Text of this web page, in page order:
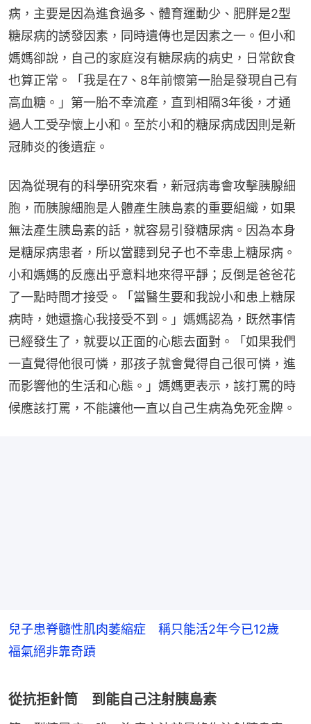
病，主要是因為進食過多、體育運動少、肥胖是2型
糖尿病的誘發因素，同時遺傳也是因素之一。但小和
媽媽卻說，自己的家庭沒有糖尿病的病史，日常飲食
也算正常。「我是在7、8年前懷第一胎是發現自己有
高血糖。」第一胎不幸流產，直到相隔3年後，才通
過人工受孕懷上小和。至於小和的糖尿病成因則是新
冠肺炎的後遺症。
因為從現有的科學研究來看，新冠病毒會攻擊胰腺細
胞，而胰腺細胞是人體產生胰島素的重要組織，如果
無法產生胰島素的話，就容易引發糖尿病。因為本身
是糖尿病患者，所以當聽到兒子也不幸患上糖尿病。
小和媽媽的反應出乎意料地來得平靜；反倒是爸爸花
了一點時間才接受。「當醫生要和我說小和患上糖尿
病時，她還擔心我接受不到。」媽媽認為，既然事情
已經發生了，就要以正面的心態去面對。「如果我們
一直覺得他很可憐，那孩子就會覺得自己很可憐，進
而影響他的生活和心態。」媽媽更表示，該打罵的時
候應該打罵，不能讓他一直以自己生病為免死金牌。
兒子患脊髓性肌肉萎縮症 稱只能活2年今已12歲
福氣絕非靠奇蹟
從抗拒針筒 到能自己注射胰島素